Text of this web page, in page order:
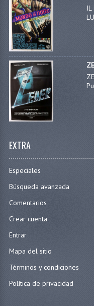
IL
EXTRA
Especiales
Búsqueda avanzada
Comentarios
Crear cuenta
Entrar
Mapa del sitio
Términos y condiciones
Política de privacidad